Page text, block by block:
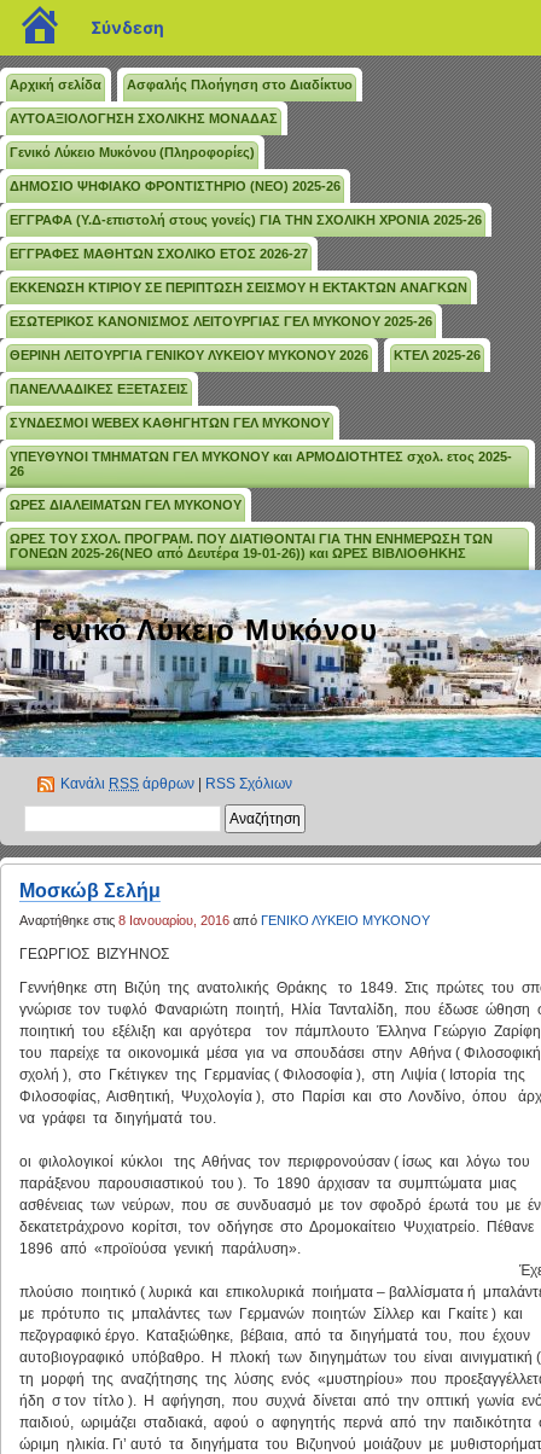
blogs.sch.gr
Σύνδεση
Αρχική σελίδα Ασφαλής Πλοήγηση στο Διαδίκτυο
ΑΥΤΟΑΞΙΟΛΟΓΗΣΗ ΣΧΟΛΙΚΗΣ ΜΟΝΑΔΑΣ
Γενικό Λύκειο Μυκόνου (Πληροφορίες)
ΔΗΜΟΣΙΟ ΨΗΦΙΑΚΟ ΦΡΟΝΤΙΣΤΗΡΙΟ (ΝΕΟ) 2025-26
ΕΓΓΡΑΦΑ (Υ.Δ-επιστολή στους γονείς) ΓΙΑ ΤΗΝ ΣΧΟΛΙΚΗ ΧΡΟΝΙΑ 2025-26
ΕΓΓΡΑΦΕΣ ΜΑΘΗΤΩΝ ΣΧΟΛΙΚΟ ΕΤΟΣ 2026-27
ΕΚΚΕΝΩΣΗ ΚΤΙΡΙΟΥ ΣΕ ΠΕΡΙΠΤΩΣΗ ΣΕΙΣΜΟΥ Η ΕΚΤΑΚΤΩΝ ΑΝΑΓΚΩΝ
ΕΣΩΤΕΡΙΚΟΣ ΚΑΝΟΝΙΣΜΟΣ ΛΕΙΤΟΥΡΓΙΑΣ ΓΕΛ ΜΥΚΟΝΟΥ 2025-26
ΘΕΡΙΝΗ ΛΕΙΤΟΥΡΓΙΑ ΓΕΝΙΚΟΥ ΛΥΚΕΙΟΥ ΜΥΚΟΝΟΥ 2026 ΚΤΕΛ 2025-26
ΠΑΝΕΛΛΑΔΙΚΕΣ ΕΞΕΤΑΣΕΙΣ
ΣΥΝΔΕΣΜΟΙ WEBEX ΚΑΘΗΓΗΤΩΝ ΓΕΛ ΜΥΚΟΝΟΥ
ΥΠΕΥΘΥΝΟΙ ΤΜΗΜΑΤΩΝ ΓΕΛ ΜΥΚΟΝΟΥ και ΑΡΜΟΔΙΟΤΗΤΕΣ σχολ. ετος 2025-
26
ΩΡΕΣ ΔΙΑΛΕΙΜΑΤΩΝ ΓΕΛ ΜΥΚΟΝΟΥ
ΩΡΕΣ ΤΟΥ ΣΧΟΛ. ΠΡΟΓΡΑΜ. ΠΟΥ ΔΙΑΤΙΘΟΝΤΑΙ ΓΙΑ ΤΗΝ ΕΝΗΜΕΡΩΣΗ ΤΩΝ
ΓΟΝΕΩΝ 2025-26(ΝΕΟ από Δευτέρα 19-01-26)) και ΩΡΕΣ ΒΙΒΛΙΟΘΗΚΗΣ
Γενικό Λύκειο Μυκόνου
Κανάλι RSS άρθρων RSS Σχόλιων
Μοσκώβ Σελήμ
Αναρτήθηκε στις 8 Ιανουαρίου, 2016 από ΓΕΝΙΚΟ ΛΥΚΕΙΟ ΜΥΚΟΝΟΥ
ΓΕΩΡΓΙΟΣ ΒΙΖΥΗΝΟΣ
Γεννήθηκε στη Βιζύη της ανατολικής Θράκης το 1849. Στις πρώτες του
γνώρισε τον τυφλό Φαναριώτη ποιητή, Ηλία Τανταλίδη, που έδωσε ώθηση
ποιητική του εξέλιξη και αργότερα τον πάμπλουτο Έλληνα Γεώργιο
του παρείχε τα οικονομικά μέσα για να σπουδάσει στην Αθήνα (
σχολή ), στο Γκέτιγκεν της Γερμανίας ( Φιλοσοφία ), στη Λιψία ( Ιστορία της
Φιλοσοφίας, Αισθητική, Ψυχολογία ), στο Παρίσι και στο Λονδίνο, όπου
να γράφει τα διηγήματά του.
οι φιλολογικοί κύκλοι της Αθήνας τον περιφρονούσαν ( ίσως και λόγω του
παράξενου παρουσιαστικού του ). Το 1890 άρχισαν τα συμπτώματα μιας
ασθένειας των νεύρων, που σε συνδυασμό με τον σφοδρό έρωτά του με
δεκατετράχρονο κορίτσι, τον οδήγησε στο Δρομοκαίτειο Ψυχιατρείο.
1896 από «προϊούσα γενική παράλυση».
πλούσιο ποιητικό ( λυρικά και επικολυρικά ποιήματα – βαλλίσματα ή
με πρότυπο τις μπαλάντες των Γερμανών ποιητών Σίλλερ και Γκαίτε ) και
πεζογραφικό έργο. Καταξιώθηκε, βέβαια, από τα διηγήματά του, που έχουν
αυτοβιογραφικό υπόβαθρο. Η πλοκή των διηγημάτων του είναι αινιγματική (
τη μορφή της αναζήτησης της λύσης ενός «μυστηρίου» που
ήδη σ τον τίτλο ). Η αφήγηση, που συχνά δίνεται από την οπτική γωνία
παιδιού, ωριμάζει σταδιακά, αφού ο αφηγητής περνά από την παιδικότητα
ώριμη ηλικία. Γι’ αυτό τα διηγήματα του Βιζυηνού μοιάζουν με